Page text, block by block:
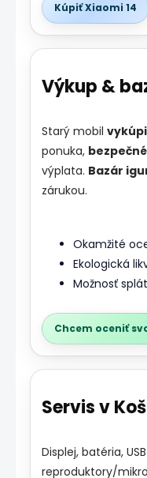
Kúpiť Xiaomi 14
Výkup &
Starý mobil
ponuka,
výplata. Bazár
zárukou.
Okamžité
Ekologická
Možnosť
Chcem oceniť
Servis v
Displej, batéria,
reproduktory/